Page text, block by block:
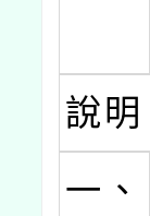
說明
一、